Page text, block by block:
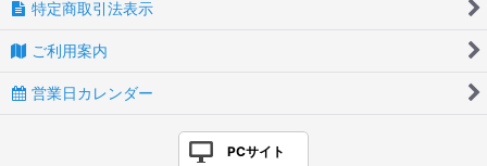
特定商取引法表示
ご利用案内
営業日カレンダー
PCサイト